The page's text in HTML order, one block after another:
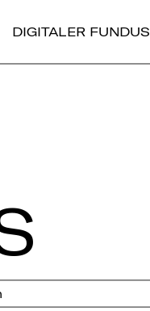
DIGITALER FUNDUS